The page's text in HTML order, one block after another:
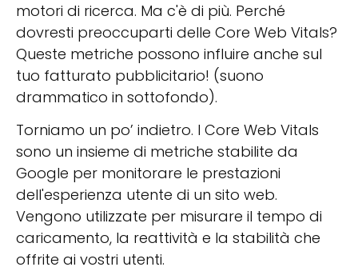
motori di ricerca. Ma c'è di più. Perché
dovresti preoccuparti delle Core Web Vitals?
Queste metriche possono influire anche sul
tuo fatturato pubblicitario! (suono
drammatico in sottofondo).
Torniamo un po’ indietro. I Core Web Vitals
sono un insieme di metriche stabilite da
Google per monitorare le prestazioni
dell'esperienza utente di un sito web.
Vengono utilizzate per misurare il tempo di
caricamento, la reattività e la stabilità che
offrite ai vostri utenti.